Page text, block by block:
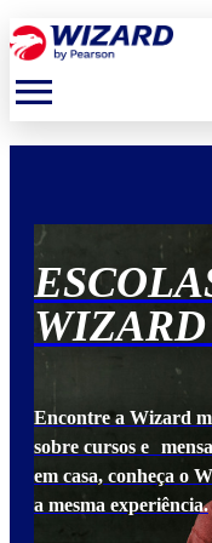
menu
Encontre a Wizard
sobre cursos e
em casa, conheça o
a mesma experiência.